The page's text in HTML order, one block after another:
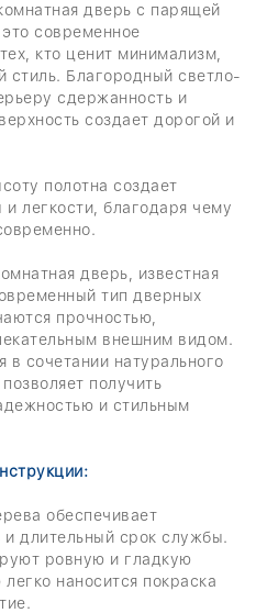
дверь с парящей
современное
кто ценит минимализм,
стиль. Благородный светло-
сдержанность и
создает дорогой и
полотна создает
легкости, благодаря чему
дверь, известная
тип дверных
прочностью,
внешним видом.
в сочетании натурального
получить
и стильным
обеспечивает
и длительный срок службы.
ровную и гладкую
наносится покраска